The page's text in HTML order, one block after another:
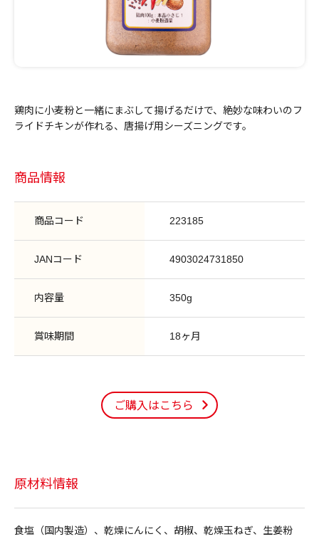
鶏肉に小麦粉と一緒にまぶして揚げるだけで、絶妙な味わいのフ
ライドチキンが作れる、唐揚げ用シーズニングです。
商品情報
商品コード 223185
JANコード 4903024731850
内容量 350g
賞味期間 18ヶ月
ご購入はこちら
原材料情報
食塩（国内製造）、乾燥にんにく、胡椒、乾燥玉ねぎ、生姜粉